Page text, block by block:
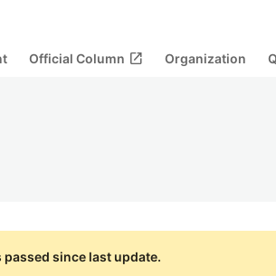
Official Column open_in_new Organization
passed since last update.